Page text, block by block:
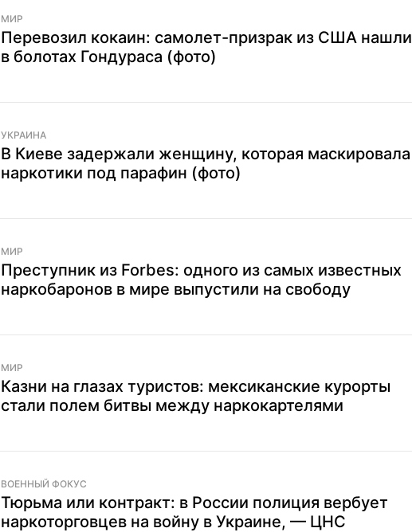
МИР
Перевозил кокаин: самолет-призрак из США нашли
в болотах Гондураса (фото)
УКРАИНА
В Киеве задержали женщину, которая маскировала
наркотики под парафин (фото)
МИР
Преступник из Forbes: одного из самых известных
наркобаронов в мире выпустили на свободу
МИР
Казни на глазах туристов: мексиканские курорты
стали полем битвы между наркокартелями
ВОЕННЫЙ ФОКУС
Тюрьма или контракт: в России полиция вербует
наркоторговцев на войну в Украине, — ЦНС